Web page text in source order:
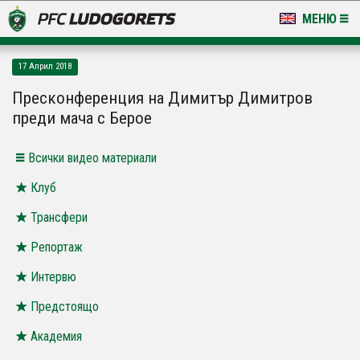
МЕНЮ
LUDOGORETS TV
НА ТЕРЕНА
СТАДИОН & БАЗИ
17 Април 2018
Пресконференция на Димитър Димитров
преди мача с Берое
Всички видео материали
Клуб
Трансфери
Репортаж
Интервю
Предстоящо
Академия